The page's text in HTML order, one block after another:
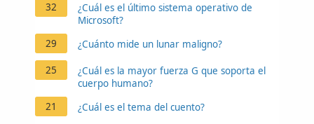
32
¿Cuál es el último sistema operativo de
Microsoft?
29
¿Cuánto mide un lunar maligno?
25
¿Cuál es la mayor fuerza G que soporta el
cuerpo humano?
21
¿Cuál es el tema del cuento?